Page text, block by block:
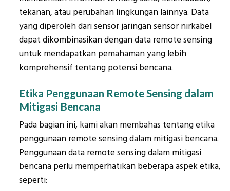
tekanan, atau perubahan lingkungan lainnya. Data
yang diperoleh dari sensor jaringan sensor nirkabel
dapat dikombinasikan dengan data remote sensing
untuk mendapatkan pemahaman yang lebih
komprehensif tentang potensi bencana.
Etika Penggunaan Remote Sensing dalam
Mitigasi Bencana
Pada bagian ini, kami akan membahas tentang etika
penggunaan remote sensing dalam mitigasi bencana.
Penggunaan data remote sensing dalam mitigasi
bencana perlu memperhatikan beberapa aspek etika,
seperti: